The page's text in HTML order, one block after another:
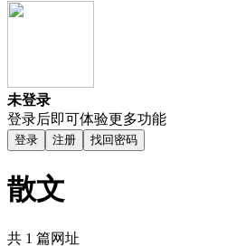
未登录
登录后即可体验更多功能
登录 注册 找回密码
散文
共 1 篇网址